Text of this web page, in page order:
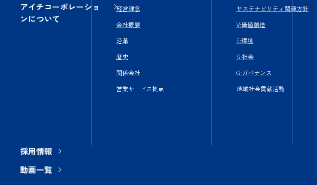
アイチコーポレーショ
ンについて
経営理念
会社概要
沿革
歴史
関係会社
営業サービス拠点
サステナビリティ関連方針
V:価値創造
E:環境
S:社会
G:ガバナンス
地域社会貢献活動
採用情報
動画一覧